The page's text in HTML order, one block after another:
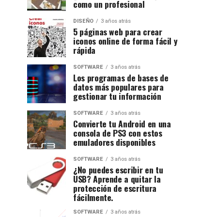
como un profesional
DISEÑO 3 años atrás
5 páginas web para crear
iconos online de forma fácil y
rápida
SOFTWARE 3 años atrás
Los programas de bases de
datos más populares para
gestionar tu información
SOFTWARE 3 años atrás
Convierte tu Android en una
consola de PS3 con estos
emuladores disponibles
SOFTWARE 3 años atrás
¿No puedes escribir en tu
USB? Aprende a quitar la
protección de escritura
fácilmente.
SOFTWARE 3 años atrás